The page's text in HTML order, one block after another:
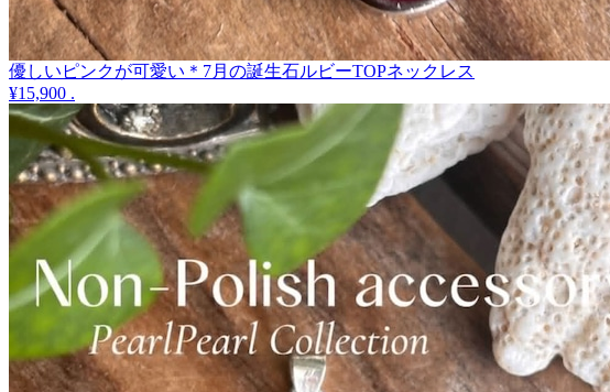
優しいピンクが可愛い＊7月の誕生石ルビーTOPネックレス
¥15,900 .